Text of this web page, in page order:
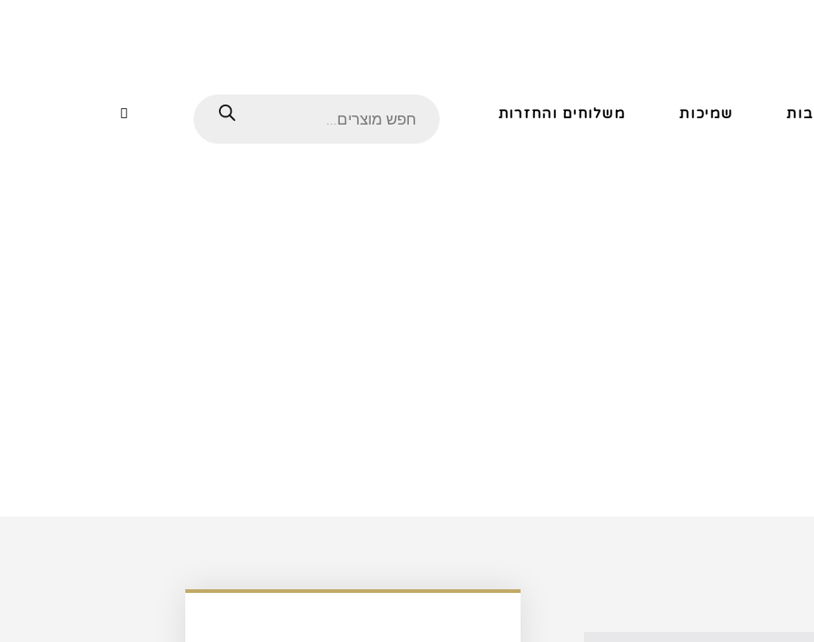
שמיכות משלוחים והחזרות